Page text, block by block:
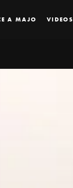
A MAJO VIDEOS